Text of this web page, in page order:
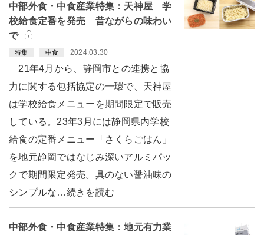
中部外食・中食産業特集：天神屋 学
校給食定番を発売 昔ながらの味わい
で
特集 中食 2024.03.30
21年4月から、静岡市との連携と協
力に関する包括協定の一環で、天神屋
は学校給食メニューを期間限定で販売
している。23年3月には静岡県内学校
給食の定番メニュー「さくらごはん」
を地元静岡ではなじみ深いアルミパッ
クで期間限定発売。具のない醤油味の
シンプルな…続きを読む
中部外食・中食産業特集：地元有力業